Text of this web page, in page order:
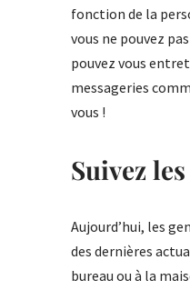
fonction de la
vous ne pouvez
pouvez vous
messageries
vous !
Suivez
Aujourd’hui, les
des dernières
bureau ou à la